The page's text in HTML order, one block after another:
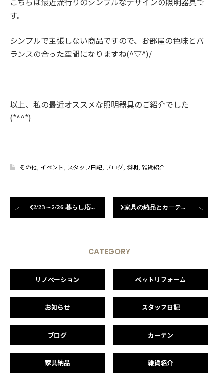
す。
シンプルで主張しない商品ですので、お部屋の色味とバ
ランスの合った空間になりますね(^▽^)/
以上、私の最近オススメな照明器具のご紹介でした
(*^^*)
その他, イベント, スタッフ日記, ブログ, 照明, 雑貨紹介
2/23～2/26 暮らし応援フェスタ開催！ 家具の納品とカーテン取付させていただきました！
CATEGORY
リノベーション ペットリフォーム
お知らせ スタッフ日記
ブログ カーテン
家具納品 雑貨紹介